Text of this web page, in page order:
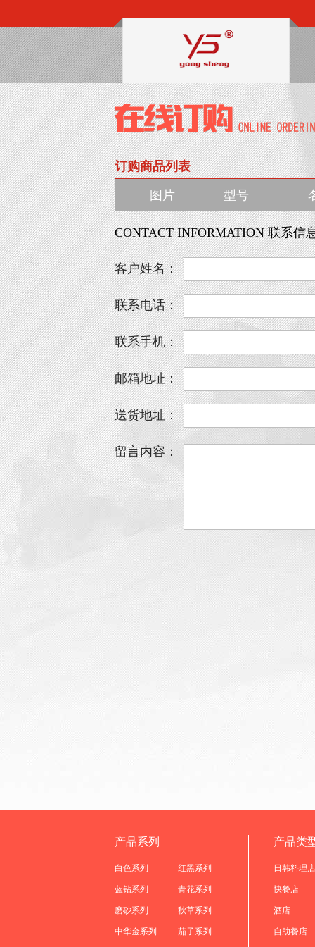
订购商品列表
图片 型号
CONTACT INFORMATION 联系信
客户姓名：
联系电话：
联系手机：
邮箱地址：
送货地址：
留言内容：
产品系列
白色系列 红黑系列
蓝钻系列 青花系列
磨砂系列 秋草系列
中华金系列 茄子系列
产品类
日韩料理店
快餐店
酒店
自助餐店